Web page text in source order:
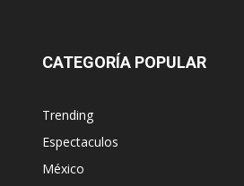
CATEGORÍA POPULAR
Trending
Espectaculos
México